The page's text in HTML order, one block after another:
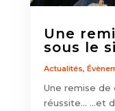
Une
sous le
Actualités,
Une remise de
réussite... ...et